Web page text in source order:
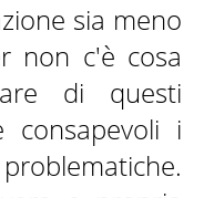
sia meno
non c'è cosa
di questi
consapevoli i